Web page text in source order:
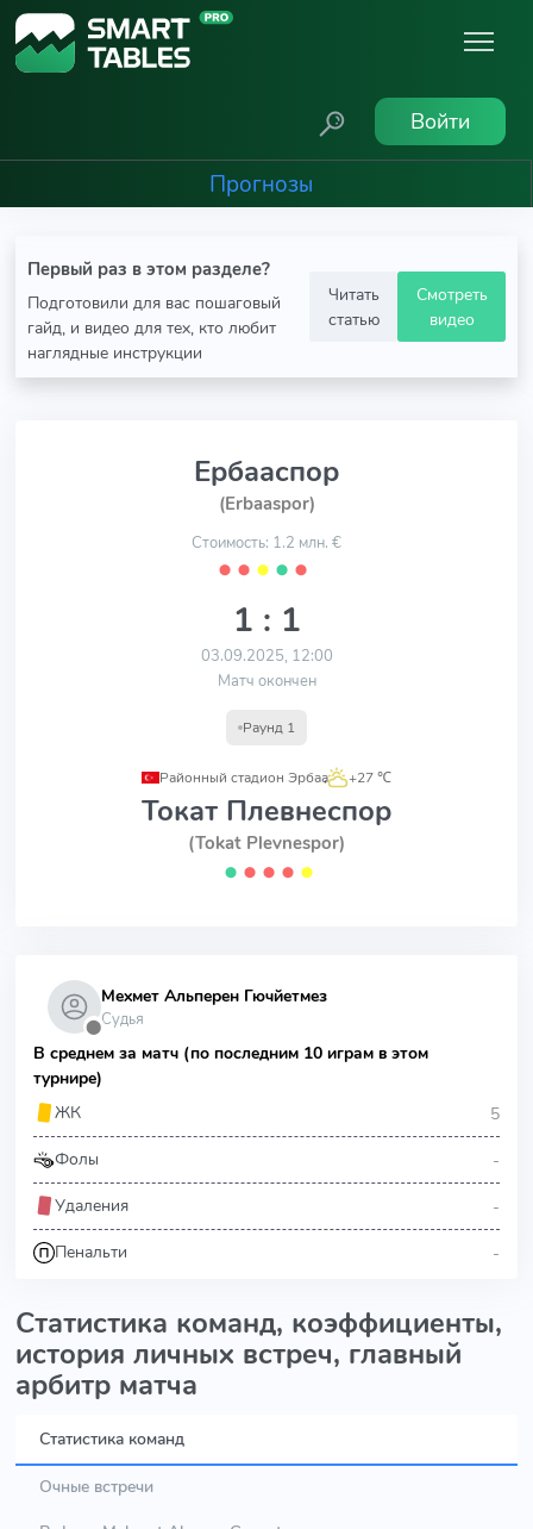
Войти
Прогнозы
Первый раз в этом разделе?
Подготовили для вас пошаговый
гайд, и видео для тех, кто любит
наглядные инструкции
Читать
статью
Смотреть
видео
Ербааспор
(Erbaaspor)
Стоимость: 1.2 млн. €
⬤ ⬤ ⬤ ⬤ ⬤
1 : 1
03.09.2025, 12:00
Матч окончен
Раунд 1
Районный стадион Эрбаа
, +27 ℃
Токат Плевнеспор
(Tokat Plevnespor)
⬤ ⬤ ⬤ ⬤ ⬤
⬤
Мехмет Альперен Гючйетмез
Судья
В среднем за матч (по последним 10 играм в этом
турнире)
ЖК
5
Фолы -
Удаления -
Пенальти -
Статистика команд, коэффициенты,
история личных встреч, главный
арбитр матча
Статистика команд
Очные встречи